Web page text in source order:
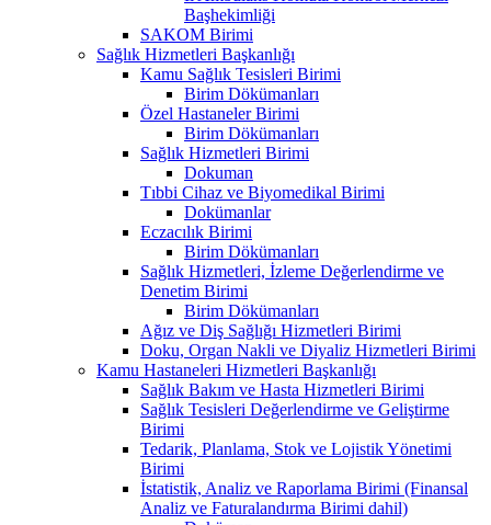
Başhekimliği
SAKOM Birimi
Sağlık Hizmetleri Başkanlığı
Kamu Sağlık Tesisleri Birimi
Birim Dökümanları
Özel Hastaneler Birimi
Birim Dökümanları
Sağlık Hizmetleri Birimi
Dokuman
Tıbbi Cihaz ve Biyomedikal Birimi
Dokümanlar
Eczacılık Birimi
Birim Dökümanları
Sağlık Hizmetleri, İzleme Değerlendirme ve
Denetim Birimi
Birim Dökümanları
Ağız ve Diş Sağlığı Hizmetleri Birimi
Doku, Organ Nakli ve Diyaliz Hizmetleri Birimi
Kamu Hastaneleri Hizmetleri Başkanlığı
Sağlık Bakım ve Hasta Hizmetleri Birimi
Sağlık Tesisleri Değerlendirme ve Geliştirme
Birimi
Tedarik, Planlama, Stok ve Lojistik Yönetimi
Birimi
İstatistik, Analiz ve Raporlama Birimi (Finansal
Analiz ve Faturalandırma Birimi dahil)